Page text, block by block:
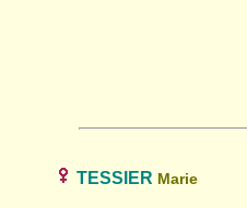
TESSIER Marie